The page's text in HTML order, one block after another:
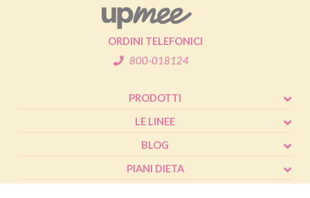
ORDINI TELEFONICI
800-018124
PRODOTTI
LE LINEE
BLOG
PIANI DIETA